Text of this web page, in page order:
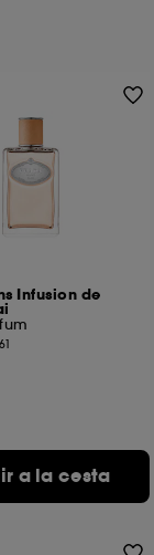
Infusion de
a la cesta